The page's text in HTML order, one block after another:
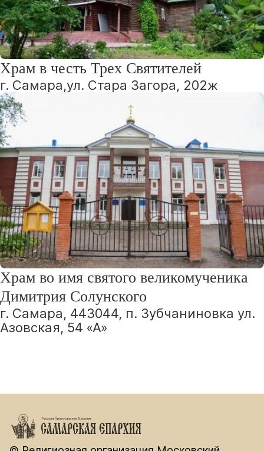
Храм в честь Трех Святителей
г. Самара,ул. Стара Загора, 202ж
Храм во имя святого великомученика
Димитрия Солунского
г. Самара, 443044, п. Зубчаниновка ул.
Азовская, 54 «А»